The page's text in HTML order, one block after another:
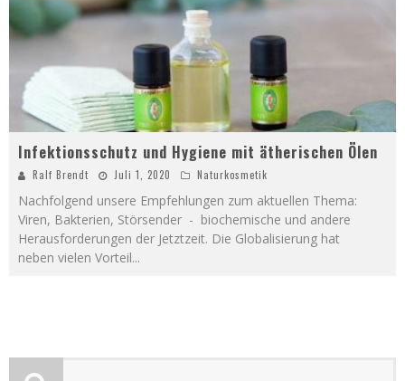
Infektionsschutz und Hygiene mit ätherischen Ölen
Ralf Brendt Juli 1, 2020 Naturkosmetik
Nachfolgend unsere Empfehlungen zum aktuellen Thema:
Viren, Bakterien, Störsender - biochemische und andere
Herausforderungen der Jetztzeit. Die Globalisierung hat
neben vielen Vorteil...